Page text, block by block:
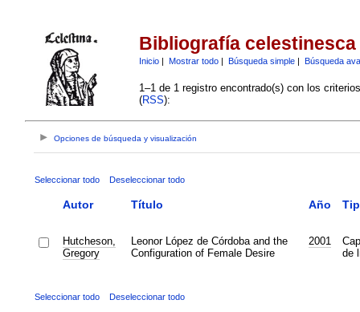
Bibliografía celestinesca
Inicio| Mostrar todo| Búsqueda simple| Búsqueda
1–1 de 1 registro encontrado(s) con los
(RSS):
Opciones de búsqueda y visualización
Seleccionar todo Deseleccionar todo
Autor Título Año
Hutcheson,
Gregory
Leonor López de Córdoba and the
Configuration of Female Desire
2001
de
Seleccionar todo Deseleccionar todo